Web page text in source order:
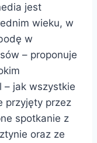
jest
wieku, w
w
– proponuje
– jak wszystkie
przyjęty przez
spotkanie z
oraz ze